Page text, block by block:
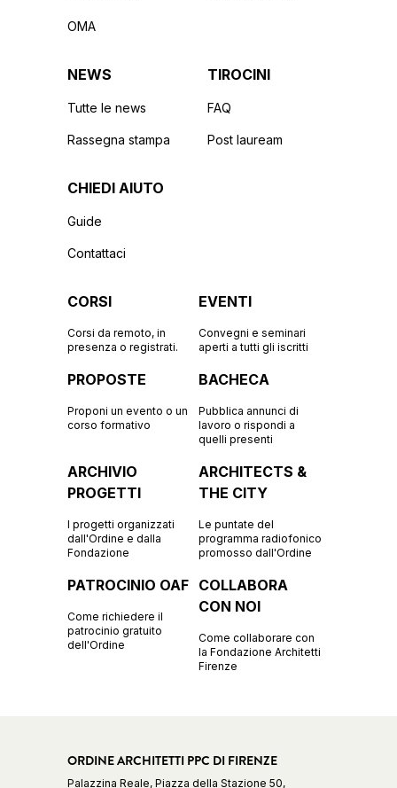
OMA
NEWS
Tutte le news
Rassegna stampa
TIROCINI
FAQ
Post lauream
CHIEDI AIUTO
Guide
Contattaci
CORSI
Corsi da remoto, in
presenza o registrati.
EVENTI
Convegni e seminari
aperti a tutti gli iscritti
PROPOSTE
Proponi un evento o un
corso formativo
BACHECA
Pubblica annunci di
lavoro o rispondi a
quelli presenti
ARCHIVIO
PROGETTI
I progetti organizzati
dall'Ordine e dalla
Fondazione
ARCHITECTS &
THE CITY
Le puntate del
programma radiofonico
promosso dall'Ordine
PATROCINIO OAF
Come richiedere il
patrocinio gratuito
dell'Ordine
COLLABORA
CON NOI
Come collaborare con
la Fondazione Architetti
Firenze
ORDINE ARCHITETTI PPC DI FIRENZE
Palazzina Reale, Piazza della Stazione 50,